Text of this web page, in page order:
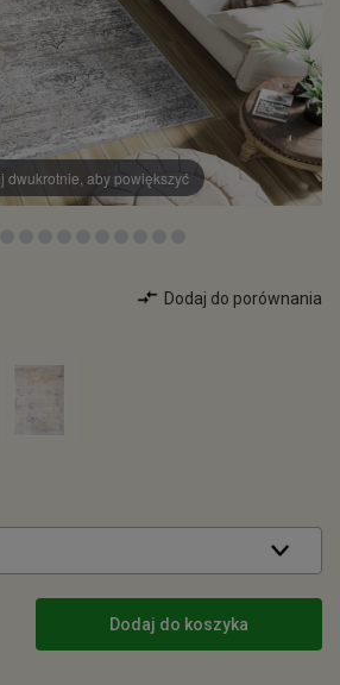
dwukrotnie, aby powiększyć
Dodaj do porównania
Dodaj do koszyka